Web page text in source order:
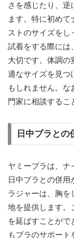
さを感じたり、逆
ます。特に初め
ストのサイズをし
試着をする際には
大切です。体調の
適なサイズを見つ
もしれません。
門家に相談するこ
日中ブラとの
ヤミーブラは、ナ
日中ブラとの併
ラジャーは、胸を
地を提供します。
を延ばすことがで
もブラのサポー